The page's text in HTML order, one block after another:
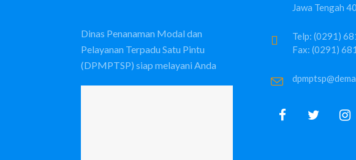
Dinas Penanaman Modal dan
Pelayanan Terpadu Satu Pintu
(DPMPTSP) siap melayani Anda
Jawa Tengah
Telp: (0291)
Fax: (0291)